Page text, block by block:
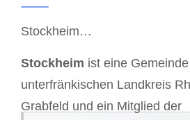
Stockheim…
Stockheim ist eine
unterfränkischen Landkreis
Grabfeld und ein Mitglied der